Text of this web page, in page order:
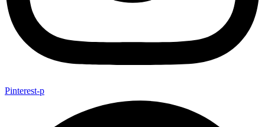
Pinterest-p